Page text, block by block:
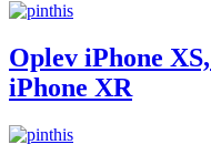
Oplev iPhone
iPhone XR